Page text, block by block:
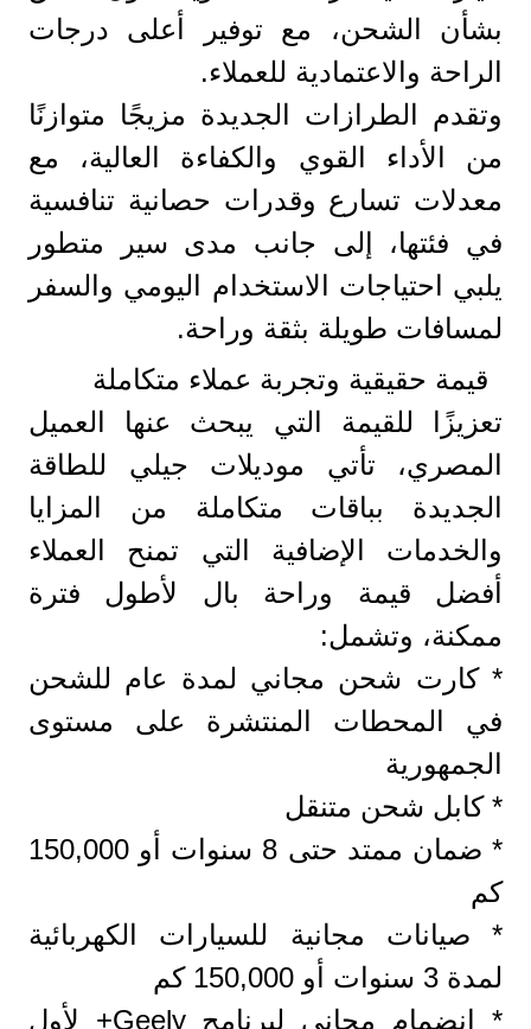
بشأن الشحن، مع توفير أعلى درجات
الراحة والاعتمادية للعملاء.
وتقدم الطرازات الجديدة مزيجًا متوازنًا
من الأداء القوي والكفاءة العالية، مع
معدلات تسارع وقدرات حصانية تنافسية
في فئتها، إلى جانب مدى سير متطور
يلبي احتياجات الاستخدام اليومي والسفر
لمسافات طويلة بثقة وراحة.
قيمة حقيقية وتجربة عملاء متكاملة
تعزيزًا للقيمة التي يبحث عنها العميل
المصري، تأتي موديلات جيلي للطاقة
الجديدة بباقات متكاملة من المزايا
والخدمات الإضافية التي تمنح العملاء
أفضل قيمة وراحة بال لأطول فترة
ممكنة، وتشمل:
* كارت شحن مجاني لمدة عام للشحن
في المحطات المنتشرة على مستوى
الجمهورية
* كابل شحن متنقل
* ضمان ممتد حتى 8 سنوات أو 150,000
كم
* صيانات مجانية للسيارات الكهربائية
لمدة 3 سنوات أو 150,000 كم
* انضمام مجاني لبرنامج Geely+ لأول